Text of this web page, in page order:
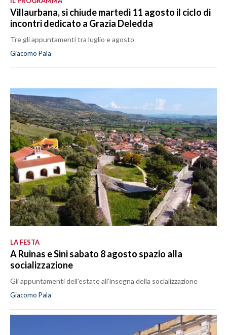
Villaurbana, si chiude martedì 11 agosto il ciclo di
incontri dedicato a Grazia Deledda
Tre gli appuntamenti tra luglio e agosto
Giacomo Pala
LA FESTA
A Ruinas e Sini sabato 8 agosto spazio alla
socializzazione
Gli appuntamenti dell'estate all'insegna della socializzazione
Giacomo Pala